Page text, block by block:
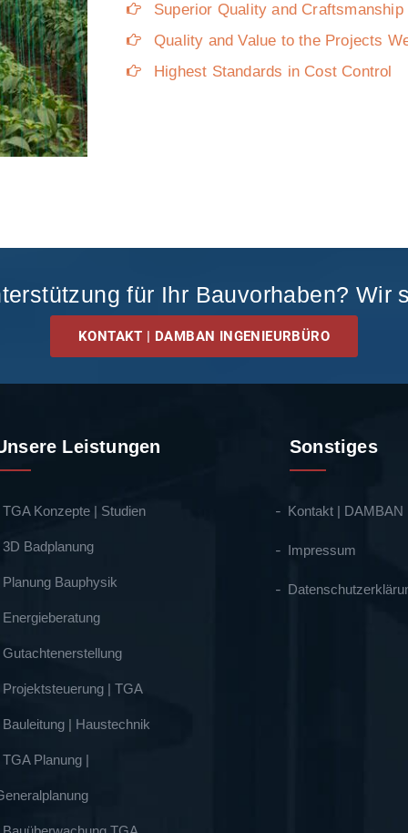
Superior Quality and Craftsmanship
Quality and Value to the Projects
Highest Standards in Cost Control
für Ihr Bauvorhaben? Wir
KONTAKT | DAMBAN INGENIEURBÜRO
Leistungen
TGA Konzepte | Studien
3D Badplanung
Planung Bauphysik
Energieberatung
Gutachtenerstellung
Projektsteuerung | TGA
Bauleitung | Haustechnik
TGA Planung |
Sonstiges
Kontakt | DAMBAN
Impressum